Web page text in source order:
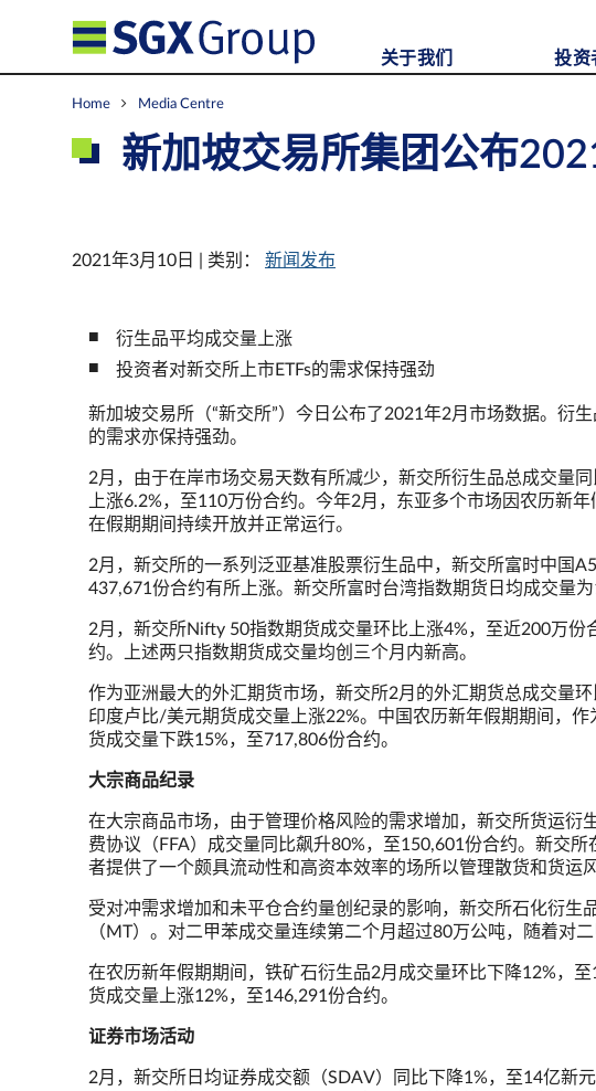
关于我们 投资
Home Media Centre
新加坡交易所集团公布
2021年3月10日 | 类别： 新闻发布
衍生品平均成交量上涨
投资者对新交所上市ETFs的需求保持强劲
新加坡交易所（“新交所”）今日公布了2021年2月市场数据。衍
的需求亦保持强劲。
2月，由于在岸市场交易天数有所减少，新交所衍生品总成交量
上涨6.2%，至110万份合约。今年2月，东亚多个市场因农历新
在假期期间持续开放并正常运行。
2月，新交所的一系列泛亚基准股票衍生品中，新交所富时中国
437,671份合约有所上涨。新交所富时台湾指数期货日均成交量
2月，新交所Nifty 50指数期货成交量环比上涨4%，至近200万
约。上述两只指数期货成交量均创三个月内新高。
作为亚洲最大的外汇期货市场，新交所2月的外汇期货总成交量
印度卢比/美元期货成交量上涨22%。中国农历新年假期期间，
货成交量下跌15%，至717,806份合约。
大宗商品纪录
在大宗商品市场，由于管理价格风险的需求增加，新交所货运
费协议（FFA）成交量同比飙升80%，至150,601份合约。新交
者提供了一个颇具流动性和高资本效率的场所以管理散货和货运风
受对冲需求增加和未平仓合约量创纪录的影响，新交所石化衍
（MT）。对二甲苯成交量连续第二个月超过80万公吨，随着对
在农历新年假期期间，铁矿石衍生品2月成交量环比下降12%，
货成交量上涨12%，至146,291份合约。
证券市场活动
2月，新交所日均证券成交额（SDAV）同比下降1%，至14亿新